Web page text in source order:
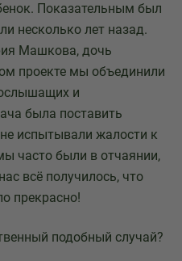
Показательным был
несколько лет назад.
Машкова, дочь
проекте мы объединили
и
была поставить
испытывали жалости к
часто были в отчаянии,
всё получилось, что
прекрасно!
подобный случай?